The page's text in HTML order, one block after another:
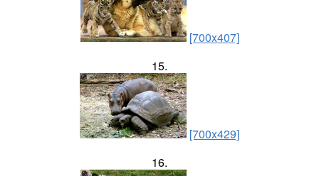
[700x407]
15.
[700x429]
16.